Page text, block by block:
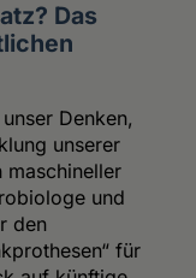
Das
Denken,
unserer
maschineller
und
den
für